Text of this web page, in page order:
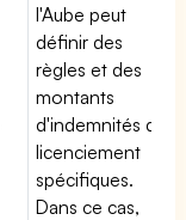
l'Aube peut
définir des
règles et des
montants
d'indemnités de
licenciement
spécifiques.
Dans ce cas,